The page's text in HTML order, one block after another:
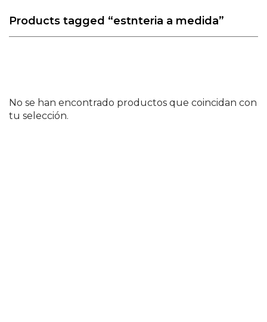
Products tagged “estnteria a medida”
No se han encontrado productos que coincidan con
tu selección.